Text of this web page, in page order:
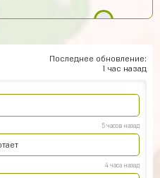
Последнее обновление:
1 час назад
в аккаунт????
5 часов назад
4 часа назад